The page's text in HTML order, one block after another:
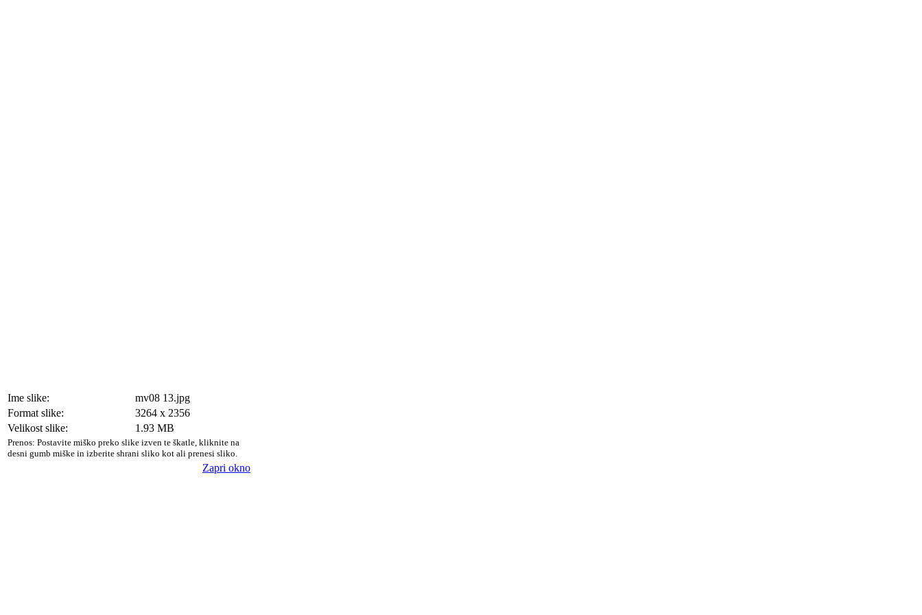
Ime slike:
mv08 13.jpg
Format slike:
3264 x 2356
Velikost slike:
1.93 MB
Prenos: Postavite miško preko slike izven te škatle, kliknite na
desni gumb miške in izberite shrani sliko kot ali prenesi sliko.
Zapri okno